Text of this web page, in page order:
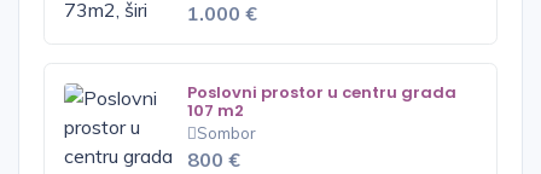
1.000 €
Poslovni prostor u centru grada
107 m2
Sombor
800 €